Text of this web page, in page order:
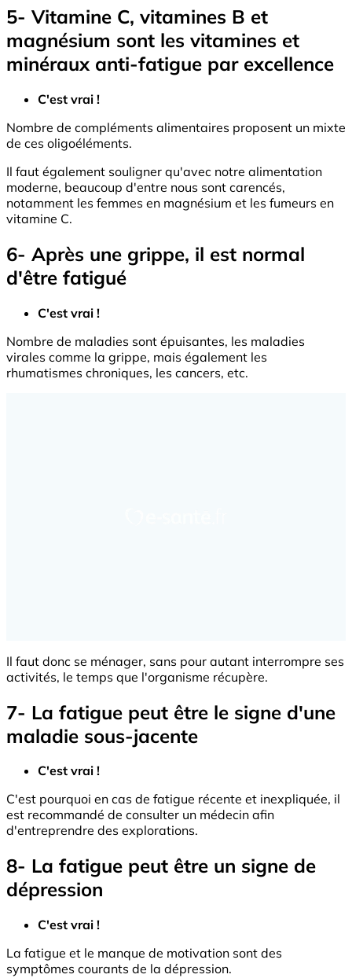
5- Vitamine C, vitamines B et
magnésium sont les vitamines et
minéraux anti-fatigue par excellence
C'est vrai !
Nombre de compléments alimentaires proposent un mixte
de ces oligoéléments.
Il faut également souligner qu'avec notre alimentation
moderne, beaucoup d'entre nous sont carencés,
notamment les femmes en magnésium et les fumeurs en
vitamine C.
6- Après une grippe, il est normal
d'être fatigué
C'est vrai !
Nombre de maladies sont épuisantes, les maladies
virales comme la grippe, mais également les
rhumatismes chroniques, les cancers, etc.
Il faut donc se ménager, sans pour autant interrompre ses
activités, le temps que l'organisme récupère.
7- La fatigue peut être le signe d'une
maladie sous-jacente
C'est vrai !
C'est pourquoi en cas de fatigue récente et inexpliquée, il
est recommandé de consulter un médecin afin
d'entreprendre des explorations.
8- La fatigue peut être un signe de
dépression
C'est vrai !
La fatigue et le manque de motivation sont des
symptômes courants de la dépression.